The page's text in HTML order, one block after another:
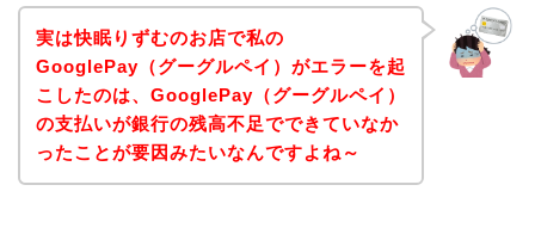
実は快眠りずむのお店で私の
GooglePay（グーグルペイ）がエラーを起
こしたのは、GooglePay（グーグルペイ）
の支払いが銀行の残高不足でできていなか
ったことが要因みたいなんですよね～